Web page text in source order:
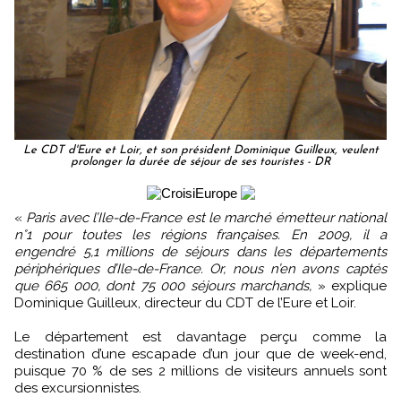
Le CDT d'Eure et Loir, et son président Dominique Guilleux, veulent
prolonger la durée de séjour de ses touristes - DR
« Paris avec l’Ile-de-France est le marché émetteur national
n°1 pour toutes les régions françaises. En 2009, il a
engendré 5,1 millions de séjours dans les départements
périphériques d’Ile-de-France. Or, nous n’en avons captés
que 665 000, dont 75 000 séjours marchands, » explique
Dominique Guilleux, directeur du CDT de l’Eure et Loir.
Le département est davantage perçu comme la
destination d’une escapade d’un jour que de week-end,
puisque 70 % de ses 2 millions de visiteurs annuels sont
des excursionnistes.